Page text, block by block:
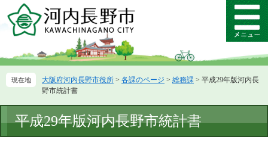
ー
先
ニ
を
て
メ
ニ
ー
大阪府河内長野市役所 > 各課のページ > 総務課 > 平成29年版河内長
野市統計書
文
平成29年版河内長野市統計書